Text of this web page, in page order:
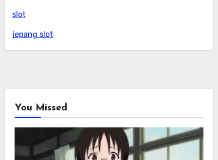
slot
jepang slot
You Missed